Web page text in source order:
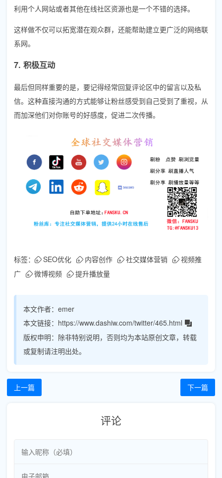
利用个人网站或者其他在线社区资源也是一个不错的选择。
这样做不仅可以拓宽潜在观众群，还能帮助建立更广泛的网络联
系网。
7. 积极互动
最后但同样重要的是，要记得经常回复评论区中的留言以及私
信。这种直接沟通的方式能够让粉丝感受到自己受到了重视，从
而加深他们对你账号的好感度，促进二次传播。
标签： SEO优化 内容创作 社交媒体营销
视频推
广
微博视频 提升播放量
本文作者： emer
本文链接： https://www.dashiw.com/twitter/465.html
版权申明： 除非特别说明，否则均为本站原创文章，转载
或复制请注明出处。
上一篇 下一篇
评论